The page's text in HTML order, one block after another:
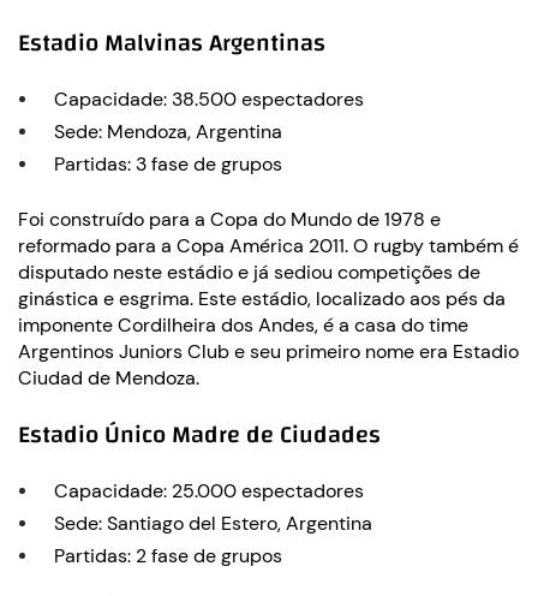
Estadio Malvinas Argentinas
Capacidade: 38.500 espectadores
Sede: Mendoza, Argentina
Partidas: 3 fase de grupos
Foi construído para a Copa do Mundo de 1978 e
reformado para a Copa América 2011. O rugby também é
disputado neste estádio e já sediou competições de
ginástica e esgrima. Este estádio, localizado aos pés da
imponente Cordilheira dos Andes, é a casa do time
Argentinos Juniors Club e seu primeiro nome era Estadio
Ciudad de Mendoza.
Estadio Único Madre de Ciudades
Capacidade: 25.000 espectadores
Sede: Santiago del Estero, Argentina
Partidas: 2 fase de grupos